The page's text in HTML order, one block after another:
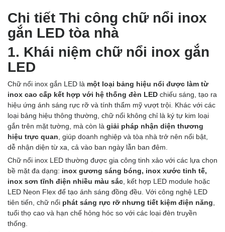
Chi tiết Thi công chữ nổi inox
gắn LED tòa nhà
1. Khái niệm chữ nổi inox gắn
LED
Chữ nổi inox gắn LED là một loại bảng hiệu nổi được làm từ
inox cao cấp kết hợp với hệ thống đèn LED chiếu sáng, tạo ra
hiệu ứng ánh sáng rực rỡ và tính thẩm mỹ vượt trội. Khác với các
loại bảng hiệu thông thường, chữ nổi không chỉ là ký tự kim loại
gắn trên mặt tường, mà còn là giải pháp nhận diện thương
hiệu trực quan , giúp doanh nghiệp và tòa nhà trở nên nổi bật,
dễ nhận diện từ xa, cả vào ban ngày lẫn ban đêm.
Chữ nổi inox LED thường được gia công tinh xảo với các lựa chọn
bề mặt đa dạng: inox gương sáng bóng, inox xước tinh tế,
inox sơn tĩnh điện nhiều màu sắc , kết hợp LED module hoặc
LED Neon Flex để tạo ánh sáng đồng đều. Với công nghệ LED
tiên tiến, chữ nổi phát sáng rực rỡ nhưng tiết kiệm điện năng
tuổi thọ cao và hạn chế hỏng hóc so với các loại đèn truyền
thống.